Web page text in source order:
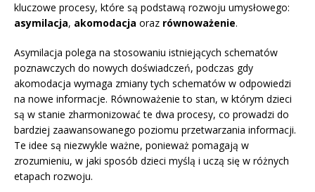
kluczowe procesy, które są podstawą rozwoju umysłowego:
asymilacja, akomodacja oraz równoważenie.
Asymilacja polega na stosowaniu istniejących schematów
poznawczych do nowych doświadczeń, podczas gdy
akomodacja wymaga zmiany tych schematów w odpowiedzi
na nowe informacje. Równoważenie to stan, w którym dzieci
są w stanie zharmonizować te dwa procesy, co prowadzi do
bardziej zaawansowanego poziomu przetwarzania informacji.
Te idee są niezwykle ważne, ponieważ pomagają w
zrozumieniu, w jaki sposób dzieci myślą i uczą się w różnych
etapach rozwoju.